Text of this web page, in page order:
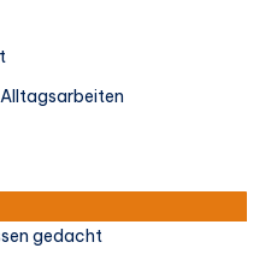
gedacht